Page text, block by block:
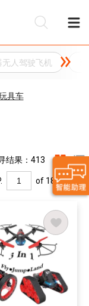
人驾驶飞机
具车
结果：413
of 18